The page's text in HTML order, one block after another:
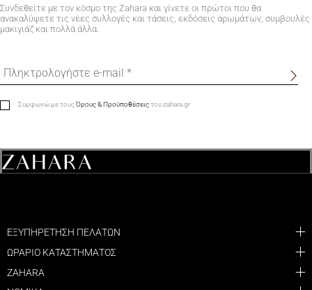
Συνδεθείτε με τον κόσμο της Zahara και γίνετε οι πρώτοι που θα
ανακαλύψετε τις νέες συλλογές και τάσεις, εκδόσεις αρωμάτων, συμβουλές
μακιγιάζ και πολλά άλλα.
Συμφωνώ με τουςΌρους & Προϋποθέσειςτου zahara.gr
ΕΞΥΠΗΡΕΤΗΣΗ ΠΕΛΑΤΩΝ
ΩΡΑΡΙΟ ΚΑΤΑΣΤΗΜΑΤΟΣ
ZAHARA